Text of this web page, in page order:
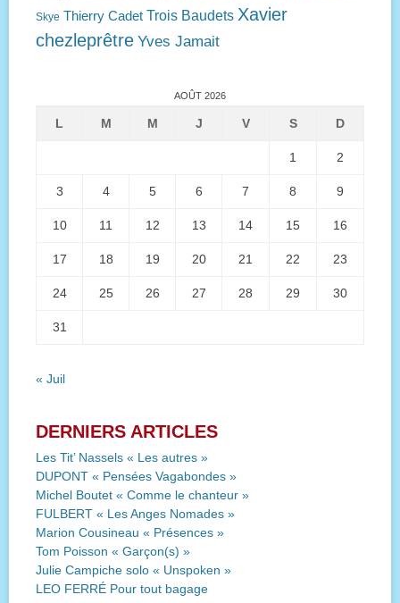
Skye Thierry Cadet Trois Baudets Xavier
chezleprêtre Yves Jamait
AOÛT 2026
L M M J V S D
1 2
3 4 5 6 7 8 9
10 11 12 13 14 15 16
17 18 19 20 21 22 23
24 25 26 27 28 29 30
31
« Juil
DERNIERS ARTICLES
Les Tit’ Nassels « Les autres »
DUPONT « Pensées Vagabondes »
Michel Boutet « Comme le chanteur »
FULBERT « Les Anges Nomades »
Marion Cousineau « Présences »
Tom Poisson « Garçon(s) »
Julie Campiche solo « Unspoken »
LEO FERRÉ Pour tout bagage